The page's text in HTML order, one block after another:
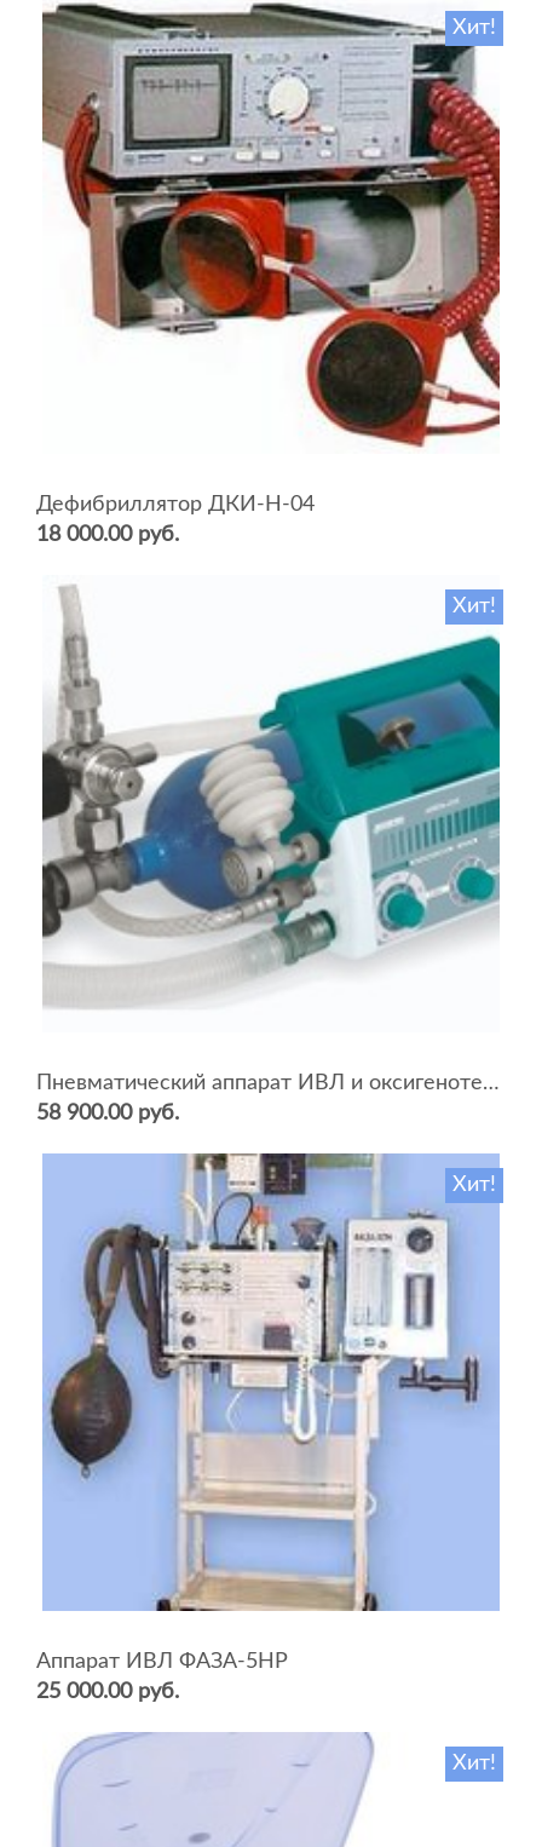
Хит!
Дефибриллятор ДКИ-Н-04
18 000.00 руб.
Хит!
Пневматический аппарат ИВЛ и оксигенотерапии портативный АИВЛп-2/20-«ТМТ»
58 900.00 руб.
Хит!
Аппарат ИВЛ ФАЗА-5НР
25 000.00 руб.
Хит!